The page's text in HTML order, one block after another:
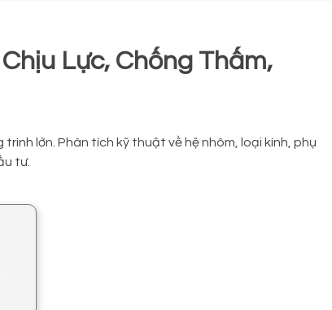
Lực, Chống Thấm,
lớn. Phân tích kỹ thuật về hệ nhôm, loại kính, phụ
tư.